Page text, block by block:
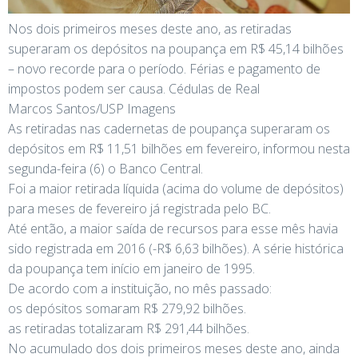
Nos dois primeiros meses deste ano, as retiradas
superaram os depósitos na poupança em R$ 45,14 bilhões
– novo recorde para o período. Férias e pagamento de
impostos podem ser causa. Cédulas de Real
Marcos Santos/USP Imagens
As retiradas nas cadernetas de poupança superaram os
depósitos em R$ 11,51 bilhões em fevereiro, informou nesta
segunda-feira (6) o Banco Central.
Foi a maior retirada líquida (acima do volume de depósitos)
para meses de fevereiro já registrada pelo BC.
Até então, a maior saída de recursos para esse mês havia
sido registrada em 2016 (-R$ 6,63 bilhões). A série histórica
da poupança tem início em janeiro de 1995.
De acordo com a instituição, no mês passado:
os depósitos somaram R$ 279,92 bilhões.
as retiradas totalizaram R$ 291,44 bilhões.
No acumulado dos dois primeiros meses deste ano, ainda